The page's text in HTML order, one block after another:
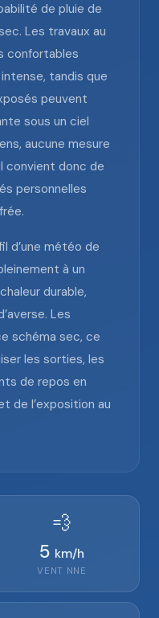
de pluie de
Les travaux au
confortables
tandis que
peuvent
sous un ciel
aucune mesure
convient donc de
personnelles
d’une météo de
à un
durable,
Les
schéma sec, ce
les sorties, les
de repos en
de l’exposition au
💨
5 km/h
VENT NNE